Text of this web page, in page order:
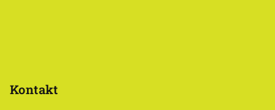
Kontakt